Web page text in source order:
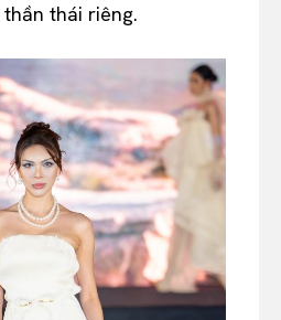
thái riêng.